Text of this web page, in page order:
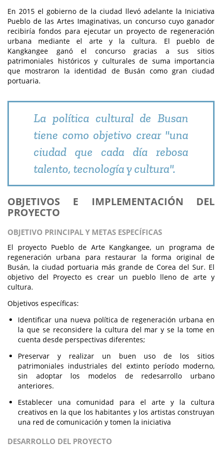
En 2015 el gobierno de la ciudad llevó adelante la Iniciativa
Pueblo de las Artes Imaginativas, un concurso cuyo ganador
recibiría fondos para ejecutar un proyecto de regeneración
urbana mediante el arte y la cultura. El pueblo de
Kangkangee ganó el concurso gracias a sus sitios
patrimoniales históricos y culturales de suma importancia
que mostraron la identidad de Busán como gran ciudad
portuaria.
La política cultural de Busan
tiene como objetivo crear "una
ciudad que cada día rebosa
talento, tecnología y cultura".
OBJETIVOS E IMPLEMENTACIÓN DEL
PROYECTO
OBJETIVO PRINCIPAL Y METAS ESPECÍFICAS
El proyecto Pueblo de Arte Kangkangee, un programa de
regeneración urbana para restaurar la forma original de
Busán, la ciudad portuaria más grande de Corea del Sur. El
objetivo del Proyecto es crear un pueblo lleno de arte y
cultura.
Objetivos específicas:
Identificar una nueva política de regeneración urbana en
la que se reconsidere la cultura del mar y se la tome en
cuenta desde perspectivas diferentes;
Preservar y realizar un buen uso de los sitios
patrimoniales industriales del extinto período moderno,
sin adoptar los modelos de redesarrollo urbano
anteriores.
Establecer una comunidad para el arte y la cultura
creativos en la que los habitantes y los artistas construyan
una red de comunicación y tomen la iniciativa
DESARROLLO DEL PROYECTO